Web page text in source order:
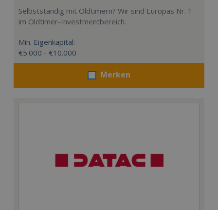
Selbstständig mit Oldtimern? Wir sind Europas Nr. 1
im Oldtimer-Investmentbereich.
Min. Eigenkapital:
€5.000 - €10.000
Merken